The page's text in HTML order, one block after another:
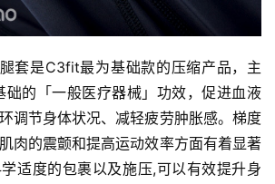
套是C3fit最为基础款的压缩产品，主
的「一般医疗器械」功效，促进血液
调节身体状况、减轻疲劳肿胀感。梯度
肉的震颤和提高运动效率方面有着显著
适度的包裹以及施压,可以有效提升身